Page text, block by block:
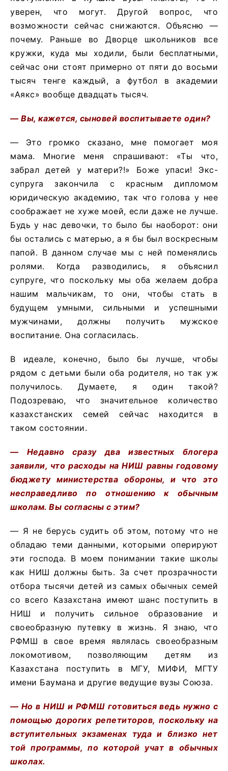
уверен, что могут. Другой вопрос, что
возможности сейчас снижаются. Объясню —
почему. Раньше во Дворце школьников все
кружки, куда мы ходили, были бесплатными,
сейчас они стоят примерно от пяти до восьми
тысяч тенге каждый, а футбол в академии
«Аякс» вообще двадцать тысяч.
— Вы, кажется, сыновей воспитываете один?
— Это громко сказано, мне помогает моя
мама. Многие меня спрашивают: «Ты что,
забрал детей у матери?!» Боже упаси! Экс-
супруга закончила с красным дипломом
юридическую академию, так что голова у нее
соображает не хуже моей, если даже не лучше.
Будь у нас девочки, то было бы наоборот: они
бы остались с матерью, а я бы был воскресным
папой. В данном случае мы с ней поменялись
ролями. Когда разводились, я объяснил
супруге, что поскольку мы оба желаем добра
нашим мальчикам, то они, чтобы стать в
будущем умными, сильными и успешными
мужчинами, должны получить мужское
воспитание. Она согласилась.
В идеале, конечно, было бы лучше, чтобы
рядом с детьми были оба родителя, но так уж
получилось. Думаете, я один такой?
Подозреваю, что значительное количество
казахстанских семей сейчас находится в
таком состоянии.
— Недавно сразу два известных блогера
заявили, что расходы на НИШ равны годовому
бюджету министерства обороны, и что это
несправедливо по отношению к обычным
школам. Вы согласны с этим?
— Я не берусь судить об этом, потому что не
обладаю теми данными, которыми оперируют
эти господа. В моем понимании такие школы
как НИШ должны быть. За счет прозрачности
отбора тысячи детей из самых обычных семей
со всего Казахстана имеют шанс поступить в
НИШ и получить сильное образование и
своеобразную путевку в жизнь. Я знаю, что
РФМШ в свое время являлась своеобразным
локомотивом, позволяющим детям из
Казахстана поступить в МГУ, МИФИ, МГТУ
имени Баумана и другие ведущие вузы Союза.
— Но в НИШ и РФМШ готовиться ведь нужно с
помощью дорогих репетиторов, поскольку на
вступительных экзаменах туда и близко нет
той программы, по которой учат в обычных
школах.